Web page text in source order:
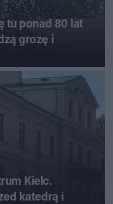
tu ponad 80 lat
grozę i
Kielc.
katedrą i